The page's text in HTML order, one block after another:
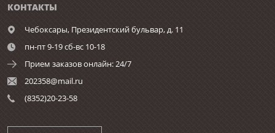
КОНТАКТЫ
Чебоксары, Президентский бульвар, д. 11
пн-пт 9-19 сб-вс 10-18
Прием заказов онлайн: 24/7
202358@mail.ru
(8352)20-23-58